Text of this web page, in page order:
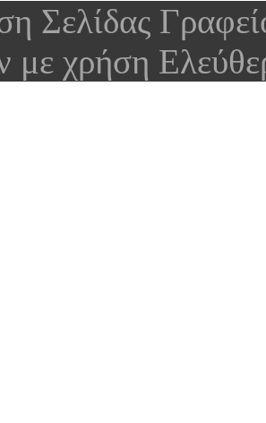
Σελίδας
με χρήση